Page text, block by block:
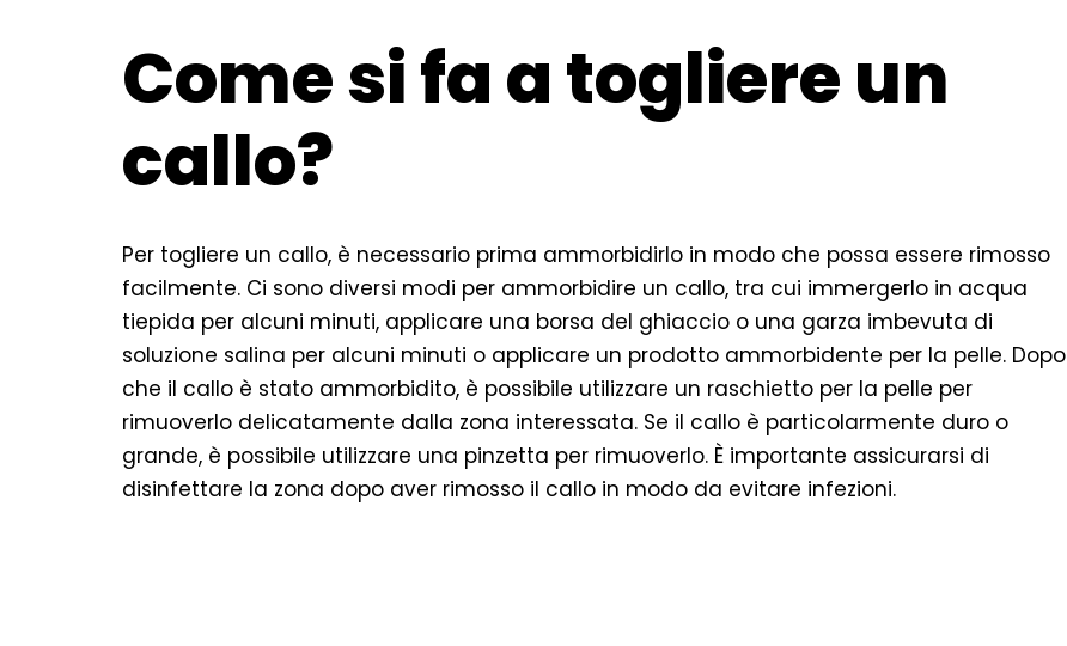
Come si fa a togliere un
callo?
Per togliere un callo, è necessario prima ammorbidirlo in modo che possa essere rimosso
facilmente. Ci sono diversi modi per ammorbidire un callo, tra cui immergerlo in acqua
tiepida per alcuni minuti, applicare una borsa del ghiaccio o una garza imbevuta di
soluzione salina per alcuni minuti o applicare un prodotto ammorbidente per la pelle. Dopo
che il callo è stato ammorbidito, è possibile utilizzare un raschietto per la pelle per
rimuoverlo delicatamente dalla zona interessata. Se il callo è particolarmente duro o
grande, è possibile utilizzare una pinzetta per rimuoverlo. È importante assicurarsi di
disinfettare la zona dopo aver rimosso il callo in modo da evitare infezioni.